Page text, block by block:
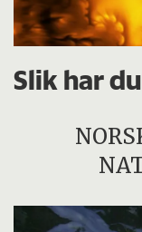
Slik har